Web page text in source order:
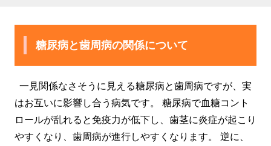
糖尿病と歯周病の関係について
一見関係なさそうに見える糖尿病と歯周病ですが、実
はお互いに影響し合う病気です。 糖尿病で血糖コント
ロールが乱れると免疫力が低下し、歯茎に炎症が起こり
やすくなり、歯周病が進行しやすくなります。 逆に、